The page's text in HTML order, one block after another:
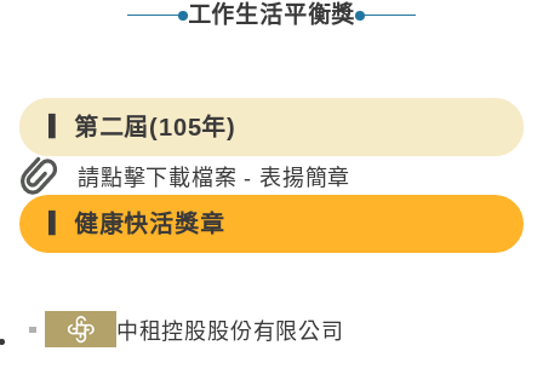
工作生活平衡獎
第二屆(105年)
請點擊下載檔案 - 表揚簡章
健康快活獎章
中租控股股份有限公司